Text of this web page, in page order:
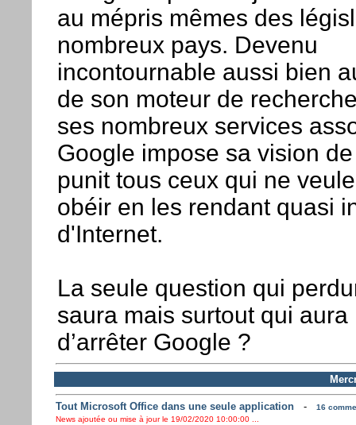
au mépris mêmes des
nombreux pays. Devenu
incontournable aussi bien
de son moteur de
ses nombreux services
Google impose sa vision
punit tous ceux qui ne
obéir en les rendant quasi
d'Internet.
La seule question qui
saura mais surtout qui aura
d’arrêter Google ?
Tout Microsoft Office dans une seule application-
16
News ajoutée ou mise à jour le 19/02/2020 10:00:00 ...